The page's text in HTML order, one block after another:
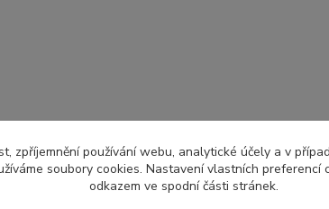
zpříjemnění používání webu, analytické účely a v
soubory cookies. Nastavení vlastních preferencí
odkazem ve spodní části stránek.